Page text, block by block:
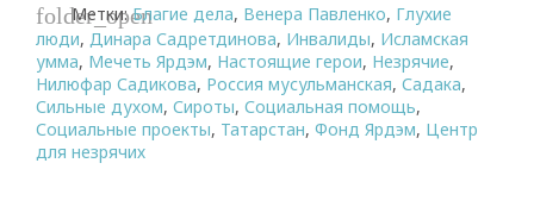
folder_open
Метки:Благие дела, Венера Павленко, Глухие
люди, Динара Садретдинова, Инвалиды, Исламская
умма, Мечеть Ярдэм, Настоящие герои, Незрячие,
Нилюфар Садикова, Россия мусульманская, Садака,
Сильные духом, Сироты, Социальная помощь,
Социальные проекты, Татарстан, Фонд Ярдэм, Центр
для незрячих